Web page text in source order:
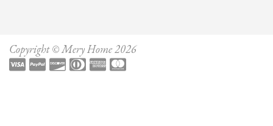
Copyright © Mery Home 2026